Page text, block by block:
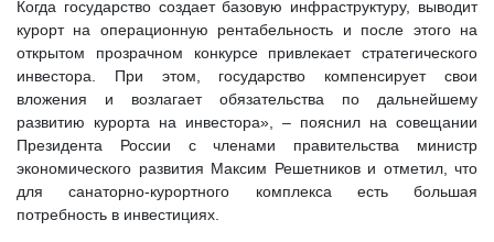
Когда государство создает базовую инфраструктуру, выводит
курорт на операционную рентабельность и после этого на
открытом прозрачном конкурсе привлекает стратегического
инвестора. При этом, государство компенсирует свои
вложения и возлагает обязательства по дальнейшему
развитию курорта на инвестора», – пояснил на совещании
Президента России с членами правительства министр
экономического развития Максим Решетников и отметил, что
для санаторно-курортного комплекса есть большая
потребность в инвестициях.